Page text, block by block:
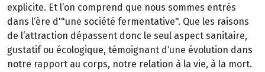
explicite. Et l‘on comprend que nous sommes entrés
dans l‘ère d'"une société fermentative". Que les raisons
de l‘attraction dépassent donc le seul aspect sanitaire,
gustatif ou écologique, témoignant d‘une évolution dans
notre rapport au corps, notre relation à la vie, à la mort.